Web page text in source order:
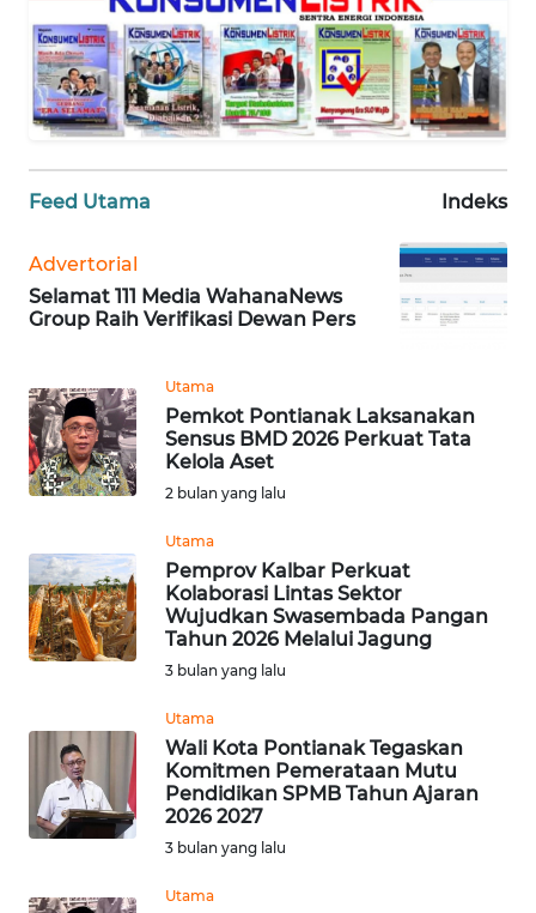
Feed Utama Indeks
Advertorial
Selamat 111 Media WahanaNews
Group Raih Verifikasi Dewan Pers
Utama
Pemkot Pontianak Laksanakan
Sensus BMD 2026 Perkuat Tata
Kelola Aset
2 bulan yang lalu
Utama
Pemprov Kalbar Perkuat
Kolaborasi Lintas Sektor
Wujudkan Swasembada Pangan
Tahun 2026 Melalui Jagung
3 bulan yang lalu
Utama
Wali Kota Pontianak Tegaskan
Komitmen Pemerataan Mutu
Pendidikan SPMB Tahun Ajaran
2026 2027
3 bulan yang lalu
Utama
JAKARTA
WN
JABAR
WN
BANTEN
NTT
KEPRI
WN
PAPUA
PAPUA
BARAT
WN
WN
SERAMBI
WN